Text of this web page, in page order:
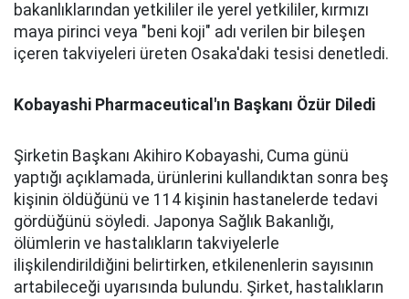
bakanlıklarından yetkililer ile yerel yetkililer, kırmızı
maya pirinci veya "beni koji" adı verilen bir bileşen
içeren takviyeleri üreten Osaka'daki tesisi denetledi.
Kobayashi Pharmaceutical'ın Başkanı Özür Diledi
Şirketin Başkanı Akihiro Kobayashi, Cuma günü
yaptığı açıklamada, ürünlerini kullandıktan sonra beş
kişinin öldüğünü ve 114 kişinin hastanelerde tedavi
gördüğünü söyledi. Japonya Sağlık Bakanlığı,
ölümlerin ve hastalıkların takviyelerle
ilişkilendirildiğini belirtirken, etkilenenlerin sayısının
artabileceği uyarısında bulundu. Şirket, hastalıkların